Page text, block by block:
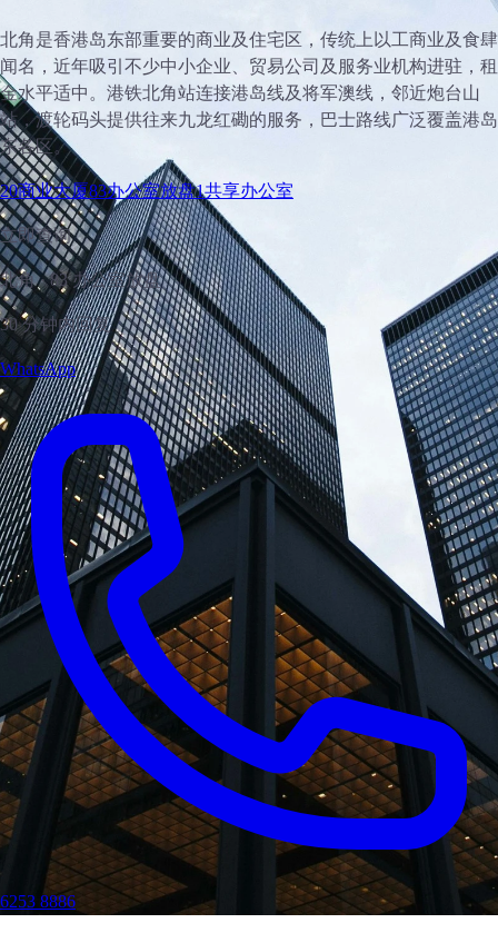
北角是香港岛东部重要的商业及住宅区，传统上以工商业及食肆
闻名，近年吸引不少中小企业、贸易公司及服务业机构进驻，租
金水平适中。港铁北角站连接港岛线及将军澳线，邻近炮台山
站，渡轮码头提供往来九龙红磡的服务，巴士路线广泛覆盖港岛
东各区。
20商业大厦83办公室放盘1共享办公室
立即查询
北角 · 83 办公室放盘
30 分钟内回复
WhatsApp
6253 8886